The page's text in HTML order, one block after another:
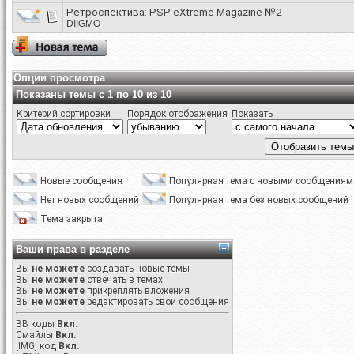
Ретроспектива: PSP eXtreme Magazine №2
DIIGMO
Опции просмотра
Показаны темы с 1 по 10 из 10
Критерий сортировки Порядок отображения Показать
Новые сообщения
Популярная тема с новыми
Нет новых сообщений
Популярная тема без новых сообщений
Тема закрыта
Ваши права в разделе
Вы не можете создавать новые темы
Вы не можете отвечать в темах
Вы не можете прикреплять вложения
Вы не можете редактировать свои сообщения
BB коды Вкл.
Смайлы Вкл.
[IMG] код Вкл.